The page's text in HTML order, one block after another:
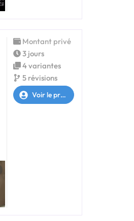
Montant privé
3 jours
4 variantes
5 révisions
Voir le profil